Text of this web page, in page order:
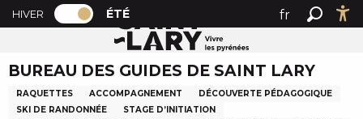
A
l
e
r
a
PAGE D’ACCUEIL ACTUELLE ÉTÉ : PASSER EN MODE
HIVER PAGE D’ACCUEIL ACTUELLE ÉTÉ :
ÉTÉ
fr
es
Accueil été BUREAU DES GUIDES DE SAINT LARY
BUREAU DES GUIDES DE SAINT LARY
RAQUETTES ACCOMPAGNEMENT
DÉCOUVERTE PÉDAGOGIQUE
SKI DE RANDONNÉE
STAGE D’INITIATION